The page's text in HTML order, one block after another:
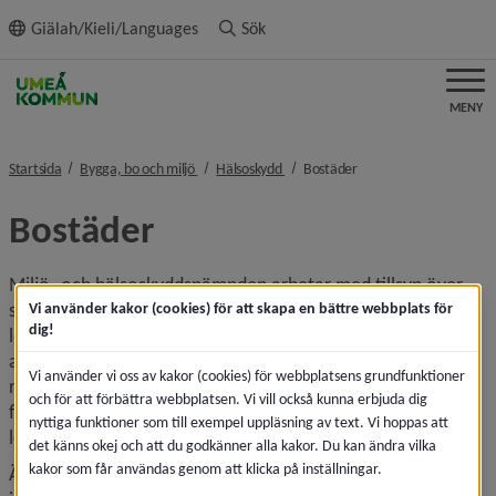
innehållet
Giälah/Kieli/Languages Sök
MENY
Startsida Bygga, bo och miljö nivå i brödsmulenavigeringen
Hälsoskydd nivå i brödsmulenavigeringen
Bostädernivå i
Bostäder
Miljö- och hälsoskyddsnämnden arbetar med tillsyn över
såväl bostäder som lokaler för allmänheten. Bostäder och
lokaler för allmänna ändamål ska vara utformade och
användas på ett sådant sätt att inte människors hälsa
riskeras. Fukt och mögel, brister i ventilationssystem,
felaktig inomhustemperatur, störande buller med mera kan
leda till dålig inomhusmiljö.
Även faktorer i den yttre miljön kan orsaka störningar i
Vi använder kakor (cookies) för att skapa en bättre webbplats för
dig!
Vi använder vi oss av kakor (cookies) för webbplatsens grundfunktioner
och för att förbättra webbplatsen. Vi vill också kunna erbjuda dig
nyttiga funktioner som till exempel uppläsning av text. Vi hoppas att
det känns okej och att du godkänner alla kakor. Du kan ändra vilka
kakor som får användas genom att klicka på inställningar.